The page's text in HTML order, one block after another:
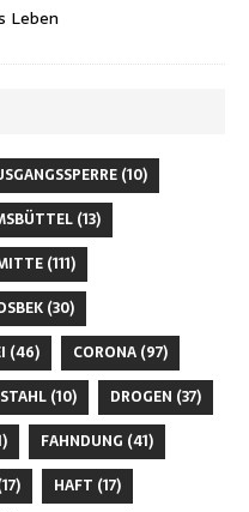
Leben
(10)
(13)
(111)
(30)
(46) CORONA (97)
(10) DROGEN (37)
FAHNDUNG (41)
HAFT (17)